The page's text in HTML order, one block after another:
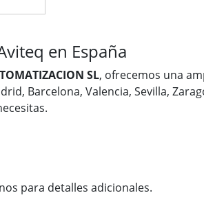
en España
SL, ofrecemos una
Barcelona, Valencia, Sevilla,
para detalles adicionales.